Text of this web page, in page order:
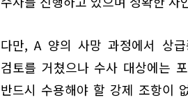
다만, A 양의 사망 과정에서 상
검토를 거쳤으나 수사 대상에는
반드시 수용해야 할 강제 조항이